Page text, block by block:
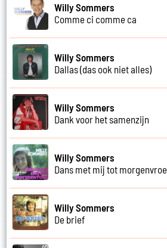
Willy Sommers
Comme ci comme ca
Willy Sommers
Dallas (das ook niet alles)
Willy Sommers
Dank voor het samenzijn
Willy Sommers
Dans met mij tot
Willy Sommers
De brief